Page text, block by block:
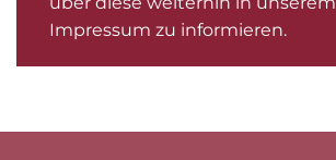
Impressum zu informieren.